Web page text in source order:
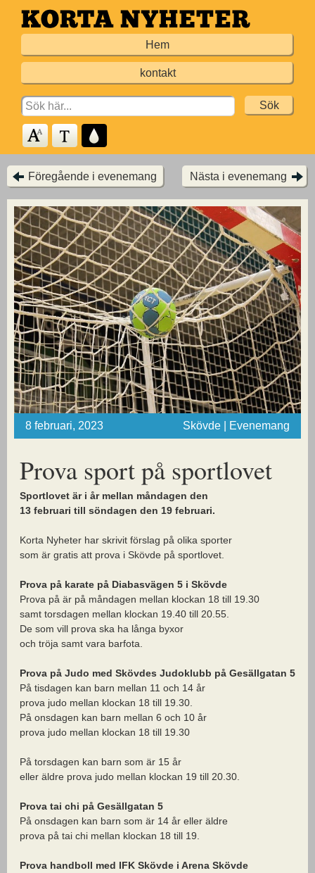
Hoppa
till
Hem
kontakt
Search
for:
Föregående i evenemang Nästa i evenemang
8 februari, 2023 Skövde | Evenemang
Prova sport på sportlovet
Sportlovet är i år mellan måndagen den
13 februari till söndagen den 19 februari.
Korta Nyheter har skrivit förslag på olika sporter
som är gratis att prova i Skövde på sportlovet.
Prova på karate på Diabasvägen 5 i Skövde
Prova på är på måndagen mellan klockan 18 till 19.30
samt torsdagen mellan klockan 19.40 till 20.55.
De som vill prova ska ha långa byxor
och tröja samt vara barfota.
Prova på Judo med Skövdes Judoklubb på Gesällgatan 5
På tisdagen kan barn mellan 11 och 14 år
prova judo mellan klockan 18 till 19.30.
På onsdagen kan barn mellan 6 och 10 år
prova judo mellan klockan 18 till 19.30
På torsdagen kan barn som är 15 år
eller äldre prova judo mellan klockan 19 till 20.30.
Prova tai chi på Gesällgatan 5
På onsdagen kan barn som är 14 år eller äldre
prova på tai chi mellan klockan 18 till 19.
Prova handboll med IFK Skövde i Arena Skövde